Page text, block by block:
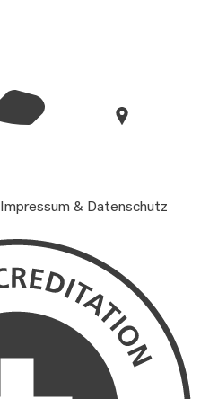
Impressum & Datenschutz